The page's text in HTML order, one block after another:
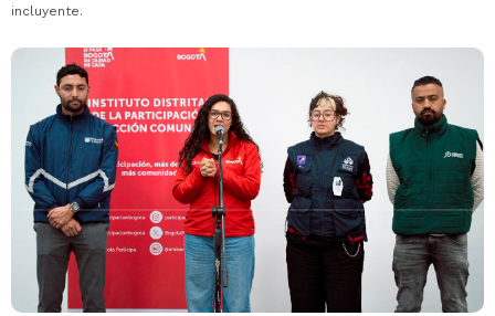
incluyente.